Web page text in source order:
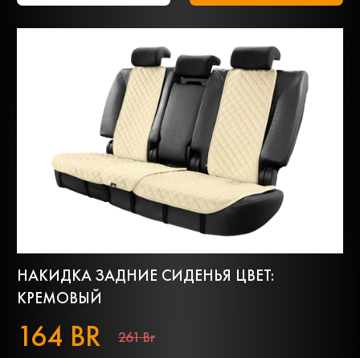
НАКИДКА ЗАДНИЕ СИДЕНЬЯ ЦВЕТ:
КРЕМОВЫЙ
164 BR 261 Br